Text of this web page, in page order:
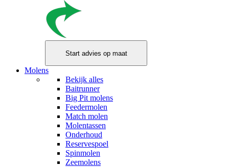
Molens
Bekijk alles
Baitrunner
Big Pit molens
Feedermolen
Match molen
Molentassen
Onderhoud
Reservespoel
Spinmolen
Zeemolens